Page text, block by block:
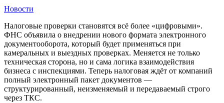
Новости
Налоговые проверки становятся всё более «цифровыми».
ФНС объявила о внедрении нового формата электронного
документооборота, который будет применяться при
камеральных и выездных проверках. Меняется не только
техническая сторона, но и сама логика взаимодействия
бизнеса с инспекциями. Теперь налоговая ждёт от компаний
полный электронный пакет документов —
структурированный, неизменяемый и передаваемый строго
через ТКС.